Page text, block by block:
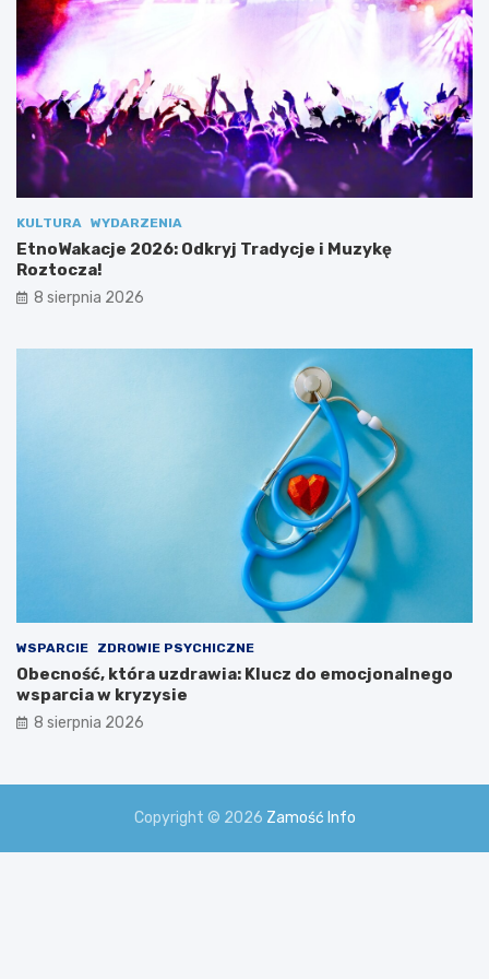
ł
a
2
.
KULTURA WYDARZENIA
EtnoWakacje 2026: Odkryj Tradycje i Muzykę
Roztocza!
8 sierpnia 2026
WSPARCIE ZDROWIE PSYCHICZNE
Obecność, która uzdrawia: Klucz do emocjonalnego
wsparcia w kryzysie
8 sierpnia 2026
Copyright © 2026 Zamość Info